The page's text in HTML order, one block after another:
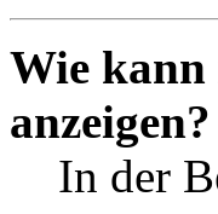
Wie kann
anzeigen?
In der